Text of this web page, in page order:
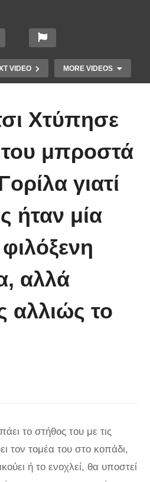
VIDEO MORE VIDEOS
Ferrari FF
Χτύπησε
μπροστά
γιατί
ήταν μία
αλλά
αλλιώς το
το στήθος του με τις
τον τομέα του στο κοπάδι,
ή το ενοχλεί, θα υποστεί